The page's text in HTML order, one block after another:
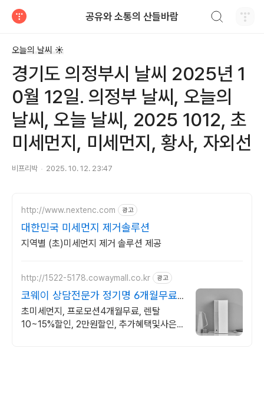
공유와 소통의 산들바람
오늘의 날씨 ☀
경기도 의정부시 날씨 2025년 1
0월 12일. 의정부 날씨, 오늘의
날씨, 오늘 날씨, 2025 1012, 초
미세먼지, 미세먼지, 황사, 자외선
비프리박 2025. 10. 12. 23:47
http://www.nextenc.com 광고
대한민국 미세먼지 제거솔루션
지역별 (초)미세먼지 제거 솔루션 제공
http://1522-5178.cowaymall.co.kr 광고
코웨이 상담전문가 정기명 6개월무료,
추가많은혜택
초미세먼지, 프로모션4개월무료, 렌탈
10~15%할인, 2만원할인, 추가혜택및사은